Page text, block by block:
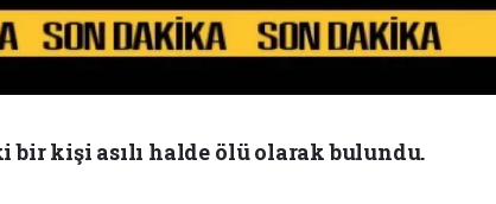
bir kişi asılı halde ölü olarak bulundu.